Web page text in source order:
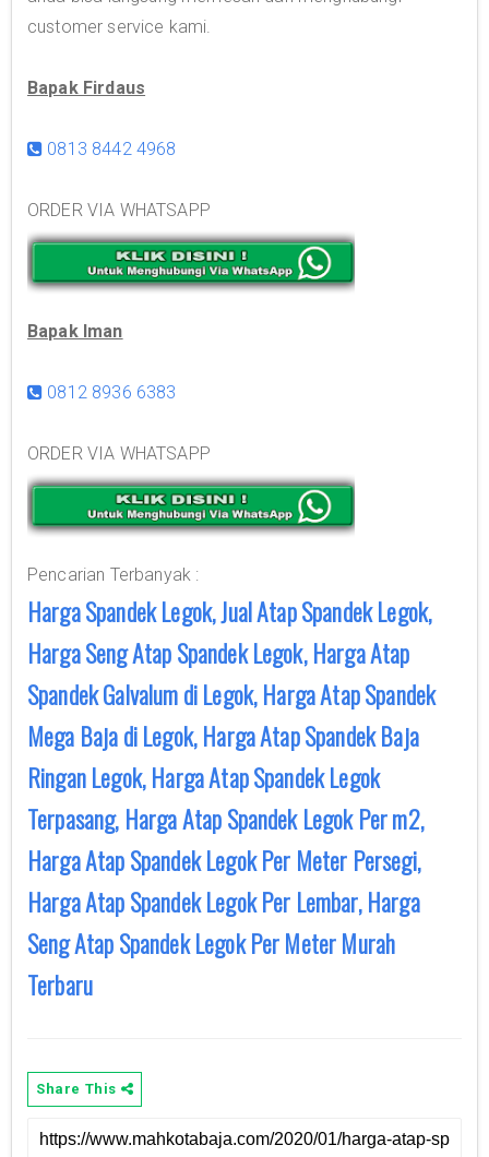
customer service kami.
Bapak Firdaus
0813 8442 4968
ORDER VIA WHATSAPP
Bapak Iman
0812 8936 6383
ORDER VIA WHATSAPP
Pencarian Terbanyak :
Harga Spandek Legok, Jual Atap Spandek Legok,
Harga Seng Atap Spandek Legok, Harga Atap
Spandek Galvalum di Legok, Harga Atap Spandek
Mega Baja di Legok, Harga Atap Spandek Baja
Ringan Legok, Harga Atap Spandek Legok
Terpasang, Harga Atap Spandek Legok Per m2,
Harga Atap Spandek Legok Per Meter Persegi,
Harga Atap Spandek Legok Per Lembar, Harga
Seng Atap Spandek Legok Per Meter Murah
Terbaru
Share This